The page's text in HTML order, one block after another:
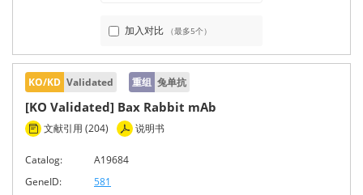
加入对比 （最多5个）
KO/KD Validated 重组 兔单抗
[KO Validated] Bax Rabbit mAb
文献引用 (204) 说明书
Catalog:
A19684
GeneID:
581